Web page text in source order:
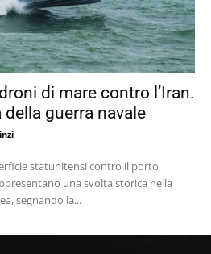
di mare contro l’Iran.
guerra navale
statunitensi contro il porto
una svolta storica nella
segnando la...